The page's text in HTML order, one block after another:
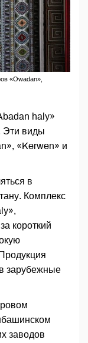
«Owadan»,
haly»
Эти виды
«Kerwen» и
в
Комплекс
короткий
зарубежные
заводов